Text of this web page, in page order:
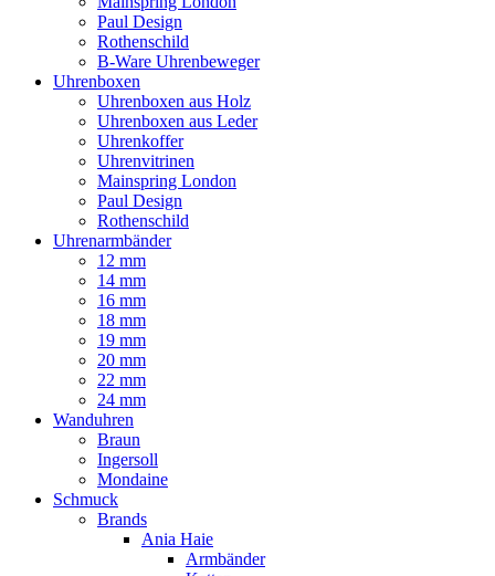
Paul Design
Rothenschild
B-Ware Uhrenbeweger
Uhrenboxen
Uhrenboxen aus Holz
Uhrenboxen aus Leder
Uhrenkoffer
Uhrenvitrinen
Mainspring London
Paul Design
Rothenschild
Uhrenarmbänder
12 mm
14 mm
16 mm
18 mm
19 mm
20 mm
22 mm
24 mm
Wanduhren
Braun
Ingersoll
Mondaine
Schmuck
Brands
Ania Haie
Armbänder